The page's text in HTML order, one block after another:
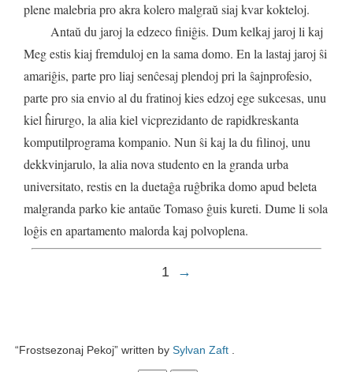
plenemalebriaproakrakoleromalgraŭsiaj kvarkokteloj.
Antaŭdujaroj laedzecofiniĝis.Dumkelkaj jaroj likaj
Megestiskiaj fremduloj enlasamadomo. Enlalastaj jaroj ŝi
amariĝis, parteproliaj senĉesaj plendoj prilaŝajnprofesio,
parteprosiaenvioaldufratinoj kiesedzoj egesukcesas, unu
kielĥirurgo, laaliakielvicprezidantoderapidkreskanta
komputilprogramakompanio. Nunŝikaj ladufilinoj, unu
dekkvinjarulo, laalianovastudentoenla grandaurba
universitato, restisenladuetaĝaruĝbrikadomoapudbeleta
malgrandaparkokieantaŭeTomaso ĝuiskureti. Dumelisola
loĝisenapartamentomalordakaj polvoplena.
1 →
“Frostsezonaj Pekoj” written bySylvan Zaft .